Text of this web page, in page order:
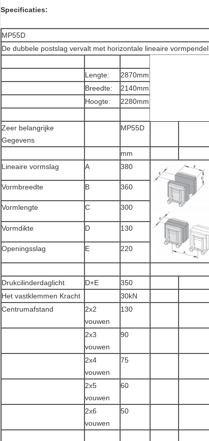
Specificaties:
MP55D
De dubbele postslag vervalt met horizontale lineaire vormpendel
Lengte:
2870mm
Breedte:
2140mm
Hoogte:
2280mm
Zeer belangrijke
Gegevens
MP55D
mm
Lineaire vormslag
A 380
Vormbreedte B 360
Vormlengte C 300
Vormdikte D 130
Openingsslag E 220
Drukcilinderdaglicht D+E
350
Het vastklemmen Kracht
30kN
Centrumafstand
2x2
vouwen
130
2x3
vouwen
90
2x4
vouwen
75
2x5
vouwen
60
2x6
vouwen
50